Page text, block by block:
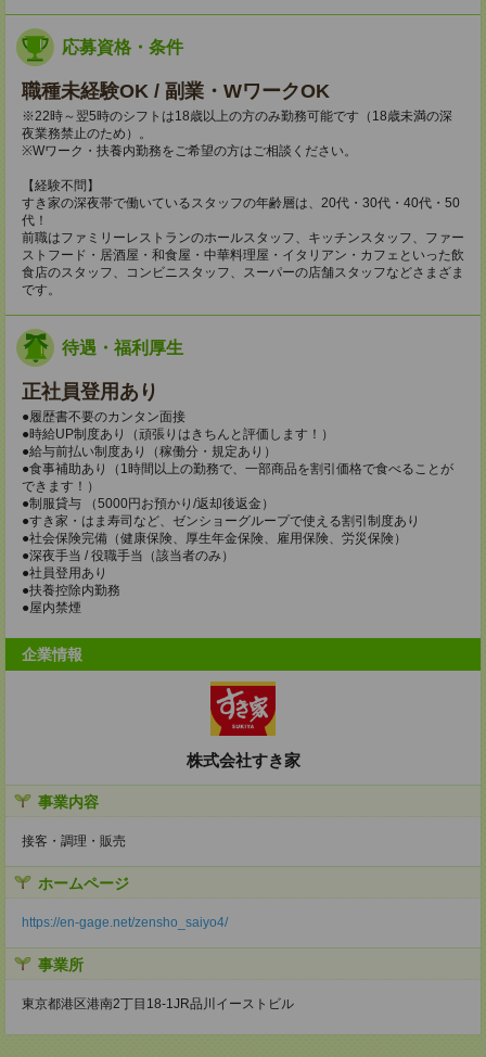
応募資格・条件
職種未経験OK / 副業・WワークOK
※22時～翌5時のシフトは18歳以上の方のみ勤務可能です（18歳未満の深
夜業務禁止のため）。
※Wワーク・扶養内勤務をご希望の方はご相談ください。
【経験不問】
すき家の深夜帯で働いているスタッフの年齢層は、20代・30代・40代・50
代！
前職はファミリーレストランのホールスタッフ、キッチンスタッフ、ファー
ストフード・居酒屋・和食屋・中華料理屋・イタリアン・カフェといった飲
食店のスタッフ、コンビニスタッフ、スーパーの店舗スタッフなどさまざま
です。
待遇・福利厚生
正社員登用あり
●履歴書不要のカンタン面接
●時給UP制度あり（頑張りはきちんと評価します！）
●給与前払い制度あり（稼働分・規定あり）
●食事補助あり（1時間以上の勤務で、一部商品を割引価格で食べることが
できます！）
●制服貸与 （5000円お預かり/返却後返金）
●すき家・はま寿司など、ゼンショーグループで使える割引制度あり
●社会保険完備（健康保険、厚生年金保険、雇用保険、労災保険）
●深夜手当 / 役職手当（該当者のみ）
●社員登用あり
●扶養控除内勤務
●屋内禁煙
企業情報
株式会社すき家
事業内容
接客・調理・販売
ホームページ
https://en-gage.net/zensho_saiyo4/
事業所
東京都港区港南2丁目18-1JR品川イーストビル